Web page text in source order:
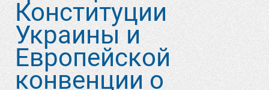
Конституции
Украины и
Европейской
конвенции о